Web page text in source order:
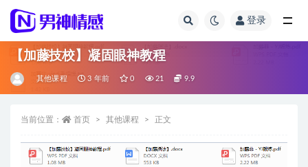
登录
【加藤技校】凝固眼神教程
其他课程 3 年前 0 21 9.9
当前位置： 首页 其他课程 正文